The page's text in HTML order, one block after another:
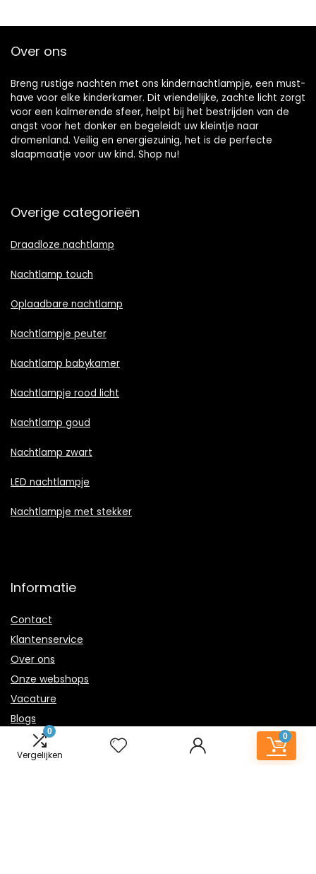
0
Vergelijken
0
Over ons
Breng rustige nachten met ons kindernachtlampje, een must-
have voor elke kinderkamer. Dit vriendelijke, zachte licht zorgt
voor een kalmerende sfeer, helpt bij het bestrijden van de
angst voor het donker en begeleidt uw kleintje naar
dromenland. Veilig en energiezuinig, het is de perfecte
slaapmaatje voor uw kind. Shop nu!
Overige categorieën
Draadloze nachtlamp
Nachtlamp touch
Oplaadbare nachtlamp
Nachtlampje peuter
Nachtlamp babykamer
Nachtlampje rood licht
Nachtlamp goud
Nachtlamp zwart
LED nachtlampje
Nachtlampje met stekker
Informatie
Contact
Klantenservice
Over ons
Onze webshops
Vacature
Blogs
Privacybeleid
Adverteren